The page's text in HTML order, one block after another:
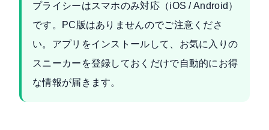
プライシーはスマホのみ対応（iOS / Android）
です。PC版はありませんのでご注意くださ
い。アプリをインストールして、お気に入りの
スニーカーを登録しておくだけで自動的にお得
な情報が届きます。